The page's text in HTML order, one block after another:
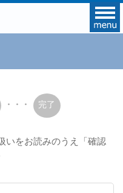
・・・ 完了
いをお読みのうえ「確認